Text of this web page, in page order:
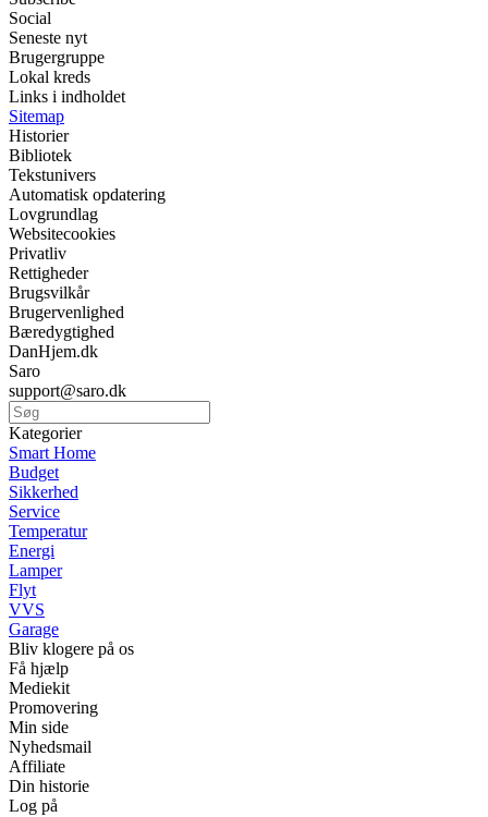
Social
Seneste nyt
Brugergruppe
Lokal kreds
Links i indholdet
Sitemap
Historier
Bibliotek
Tekstunivers
Automatisk opdatering
Lovgrundlag
Websitecookies
Privatliv
Rettigheder
Brugsvilkår
Brugervenlighed
Bæredygtighed
DanHjem.dk
Saro
support@saro.dk
Kategorier
Smart Home
Budget
Sikkerhed
Service
Temperatur
Energi
Lamper
Flyt
VVS
Garage
Bliv klogere på os
Få hjælp
Mediekit
Promovering
Min side
Nyhedsmail
Affiliate
Din historie
Log på